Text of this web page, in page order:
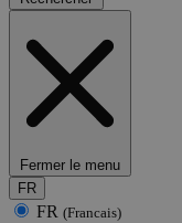
Fermer le menu
FR
FR (Francais)